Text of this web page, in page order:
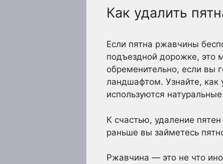
Как удалить
Если пятна ржавчины
подъездной дорожке, это
обременительно, если вы
ландшафтом. Узнайте, как
используются
К счастью, удаление
раньше вы займетесь
Ржавчина — это не что